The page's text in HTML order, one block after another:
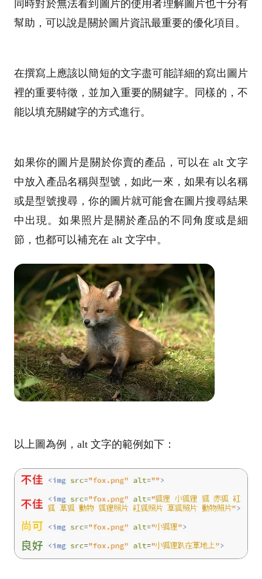
同時對於無法看到圖片的使用者理解圖片也十分有
幫助，可以說是關於圖片資訊最重要的優化項目。
在撰寫上應該以簡短的文字盡可能詳細的寫出圖片
裡的重要特徵，並加入重要的關鍵字。同樣的，不
能以填充關鍵字的方式進行。
如果你的圖片是關於你賣的產品，可以在 alt 文字
中放入產品名稱與型號，如此一來，如果有以名稱
或是型號搜尋，你的圖片就可能會在圖片搜尋結果
中出現。如果照片是關於產品的不同角度或是細
節，也都可以補充在 alt 文字中。
以上圖為例，alt 文字的範例如下：